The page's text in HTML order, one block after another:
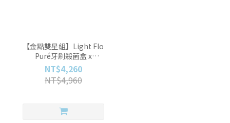
【金點雙星組】Light Flo
Puré牙刷殺菌盒 x
Purewiser櫥櫃殺菌燈
NT$4,260
NT$4,960